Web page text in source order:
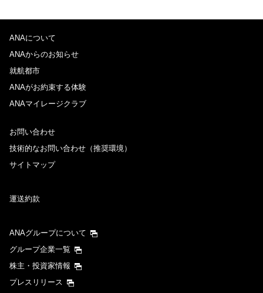
ANAについて
ANAからのお知らせ
就航都市
ANAがお約束する体験
ANAマイレージクラブ
お問い合わせ
技術的なお問い合わせ（推奨環境）
サイトマップ
運送約款
ANAグループについて
グループ企業一覧
株主・投資家情報
プレスリリース